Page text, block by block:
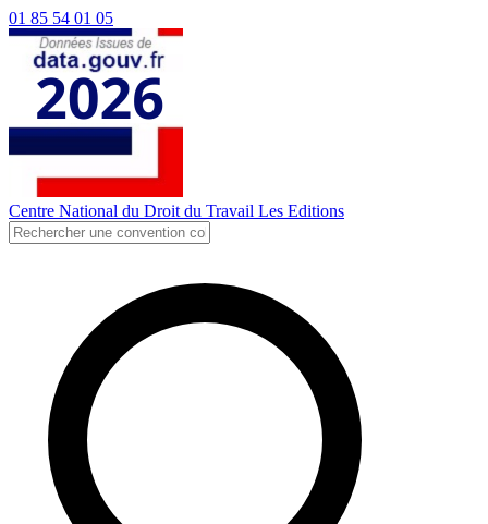
01 85 54 01 05
Centre National du Droit du Travail Les Editions